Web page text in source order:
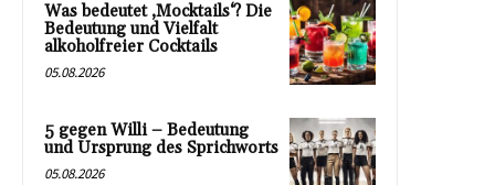
Was bedeutet ‚Mocktails‘? Die
Bedeutung und Vielfalt
alkoholfreier Cocktails
05.08.2026
5 gegen Willi – Bedeutung
und Ursprung des Sprichworts
05.08.2026